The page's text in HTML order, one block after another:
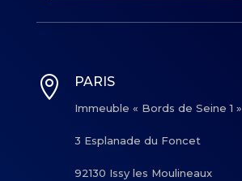
 PARIS
Immeuble « Bords de Seine 1 »
3 Esplanade du Foncet
92130 Issy les Moulineaux